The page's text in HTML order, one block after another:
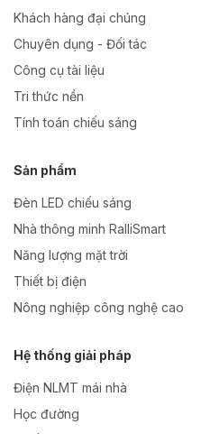
Khách hàng đại chúng
Chuyên dụng - Đối tác
Công cụ tài liệu
Tri thức nền
Tính toán chiếu sáng
Sản phẩm
Đèn LED chiếu sáng
Nhà thông minh RalliSmart
Năng lượng mặt trời
Thiết bị điện
Nông nghiệp công nghệ cao
Hệ thống giải pháp
Điện NLMT mái nhà
Học đường